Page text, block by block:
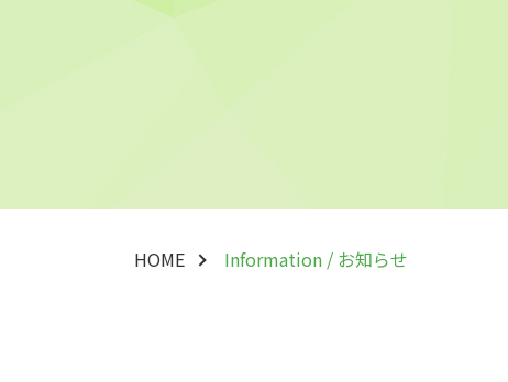
HOME Information / お知らせ